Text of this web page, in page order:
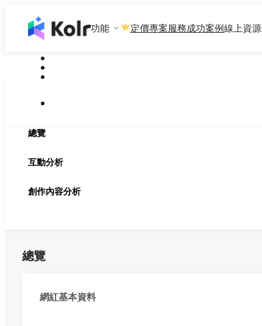
功能 定價專案服務成功案例線上資源
總覽
互動分析
創作內容分析
總覽
網紅基本資料